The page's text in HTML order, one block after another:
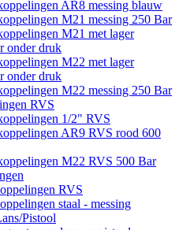
AR8 messing blauw
M21 messing 250 Bar
M21 met lager
onder druk
M22 met lager
onder druk
M22 messing 250 Bar
RVS
1/2" RVS
AR9 RVS rood 600
M22 RVS 500 Bar
RVS
staal - messing
Pistool